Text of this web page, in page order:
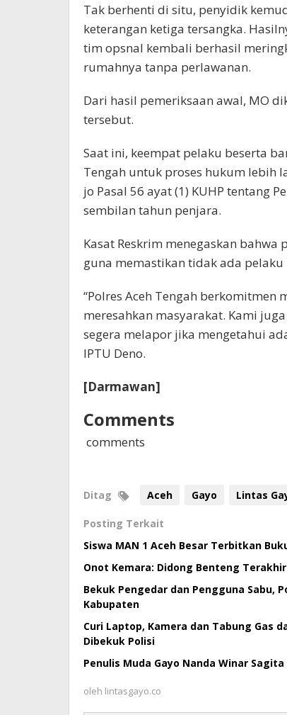
Tak berhenti di situ, penyidik
keterangan ketiga tersangka.
tim opsnal kembali berhasil
rumahnya tanpa perlawanan.
Dari hasil pemeriksaan awal, MO
tersebut.
Saat ini, keempat pelaku beserta
Tengah untuk proses hukum lebih
jo Pasal 56 ayat (1) KUHP tentang
sembilan tahun penjara.
Kasat Reskrim menegaskan
guna memastikan tidak ada
“Polres Aceh Tengah
meresahkan masyarakat. Kami
segera melapor jika mengetahui
IPTU Deno.
[Darmawan]
Comments
comments
Ditag Aceh Gayo Lintas
Posting Terkait
Siswa MAN 1 Aceh Besar Terbitkan
Onot Kemara: Didong Benteng
Bekuk Pengedar dan Pengguna Sabu,
Kabupaten
Curi Laptop, Kamera dan Tabung Gas
Dibekuk Polisi
Penulis Muda Gayo Nanda Winar
oleh lintasgayo.co